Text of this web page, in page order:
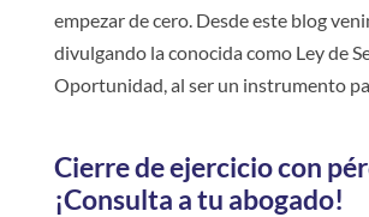
empezar de cero. Desde este blog
divulgando la conocida como Ley de
Oportunidad, al ser un instrumento
Cierre de ejercicio con
¡Consulta a tu abogado!